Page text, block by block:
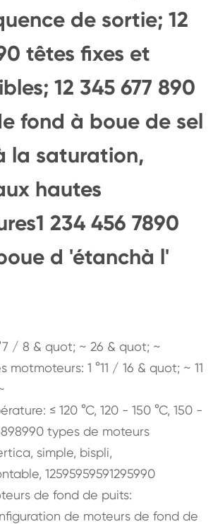
de sortie; 12
têtes fixes et
12 345 677 890
fond à boue de sel
la saturation,
hautes
234 456 7890
d 'étanchà l'
/ 8 & quot; ~ 26 & quot; ~
motmoteurs: 1 °11 / 16 & quot; ~ 11
≤ 120 °C, 120 - 150 °C, 150 -
types de moteurs
simple, bispli,
12595959591295990
de fond de puits:
de moteurs de fond de